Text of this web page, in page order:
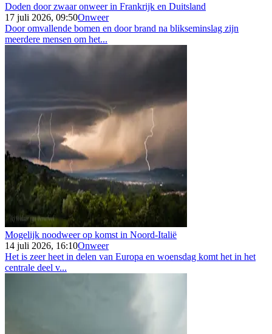
Doden door zwaar onweer in Frankrijk en Duitsland
17 juli 2026, 09:50Onweer
Door omvallende bomen en door brand na blikseminslag zijn
meerdere mensen om het...
Mogelijk noodweer op komst in Noord-Italië
14 juli 2026, 16:10Onweer
Het is zeer heet in delen van Europa en woensdag komt het in het
centrale deel v...